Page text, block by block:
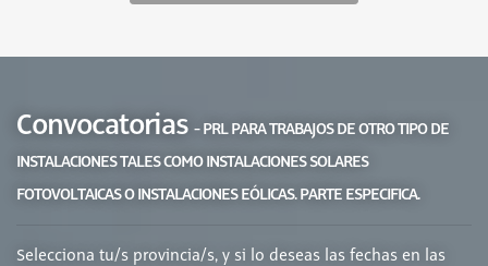
Convocatorias - PRL PARA TRABAJOS DE OTRO TIPO DE
INSTALACIONES TALES COMO INSTALACIONES SOLARES
FOTOVOLTAICAS O INSTALACIONES EÓLICAS. PARTE ESPECIFICA.
Selecciona tu/s provincia/s, y si lo deseas las fechas en las